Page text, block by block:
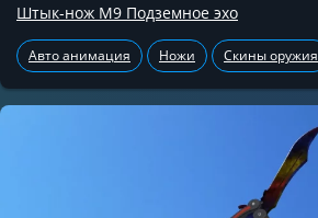
Штык-нож М9 Подземное эхо
Авто анимация Ножи Скины оружия